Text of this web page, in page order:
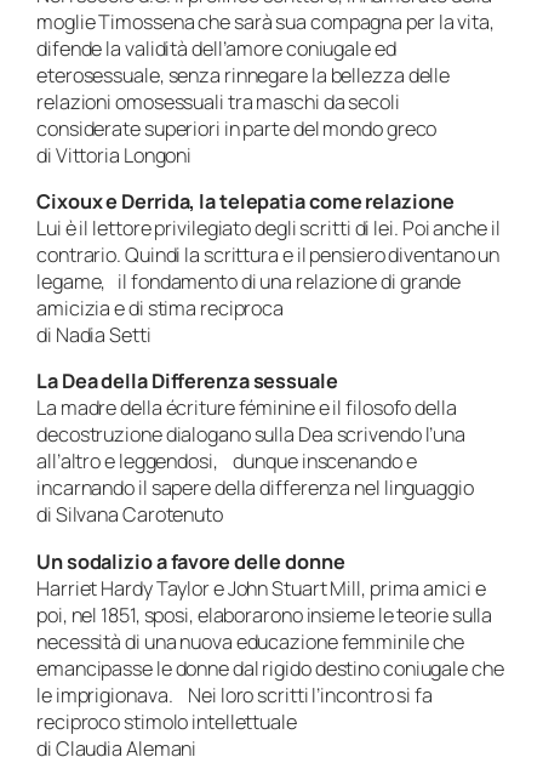
moglie Timossena che sarà sua compagna per la vita,
difende la validità dell’amore coniugale ed
eterosessuale, senza rinnegare la bellezza delle
relazioni omosessuali tra maschi da secoli
considerate superiori in parte del mondo greco
di Vittoria Longoni
Cixoux e Derrida, la telepatia come relazione
Lui è il lettore privilegiato degli scritti di lei. Poi anche il
contrario. Quindi la scrittura e il pensiero diventano un
legame, il fondamento di una relazione di grande
amicizia e di stima reciproca
di Nadia Setti
La Dea della Differenza sessuale
La madre della écriture féminine e il filosofo della
decostruzione dialogano sulla Dea scrivendo l’una
all’altro e leggendosi, dunque inscenando e
incarnando il sapere della differenza nel linguaggio
di Silvana Carotenuto
Un sodalizio a favore delle donne
Harriet Hardy Taylor e John Stuart Mill, prima amici e
poi, nel 1851, sposi, elaborarono insieme le teorie sulla
necessità di una nuova educazione femminile che
emancipasse le donne dal rigido destino coniugale che
le imprigionava. Nei loro scritti l’incontro si fa
reciproco stimolo intellettuale
di Claudia Alemani